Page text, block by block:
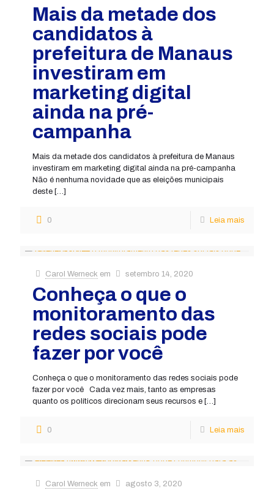
Mais da metade dos
candidatos à
prefeitura de Manaus
investiram em
marketing digital
ainda na pré-
campanha
Mais da metade dos candidatos à prefeitura de Manaus
investiram em marketing digital ainda na pré-campanha
Não é nenhuma novidade que as eleições municipais
deste […]
0 Leia mais
Carol Werneck em setembro 14, 2020
Conheça o que o
monitoramento das
redes sociais pode
fazer por você
Conheça o que o monitoramento das redes sociais pode
fazer por você Cada vez mais, tanto as empresas
quanto os políticos direcionam seus recursos e […]
0 Leia mais
Carol Werneck em agosto 3, 2020